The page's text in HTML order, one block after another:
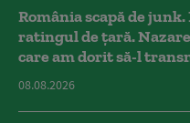
România scapă de
ratingul de țară.
care am dorit să-l
08.08.2026